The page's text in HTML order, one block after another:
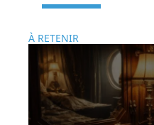
À RETENIR